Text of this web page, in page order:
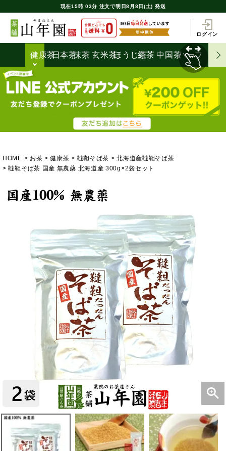
現在15時 03分 注文で明日8月8日(土) 発送
ログイン
健康茶日本茶抹茶 玄米茶ほうじ茶
紅茶 中国茶ハーブティ
HOME お茶 健康茶 韃靼そば茶
北海道産韃靼そば茶
韃靼そば茶 国産 無農薬 北海道産 300g×2袋セット